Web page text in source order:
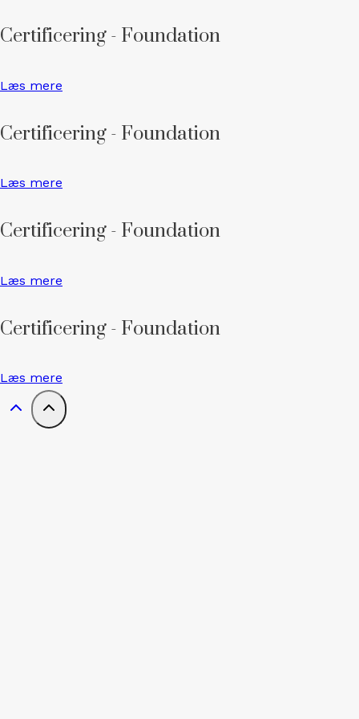
Certificering - Foundation
Læs mere
Certificering - Foundation
Læs mere
Certificering - Foundation
Læs mere
Certificering - Foundation
Læs mere